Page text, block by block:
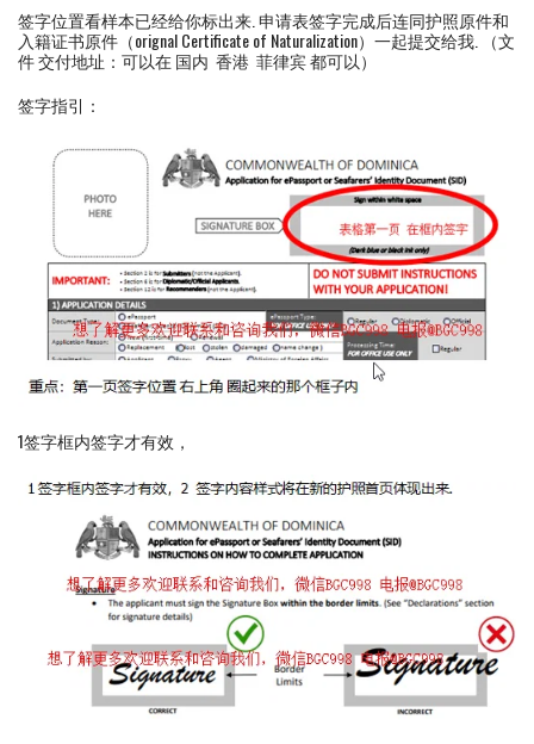
签字位置看样本已经给你标出来. 申请表签字完成后连同护照原件和
入籍证书原件（orignal Certificate of Naturalization）一起提交给我. （文
件 交付地址：可以在 国内 香港 菲律宾 都可以）
签字指引：
1签字框内签字才有效，